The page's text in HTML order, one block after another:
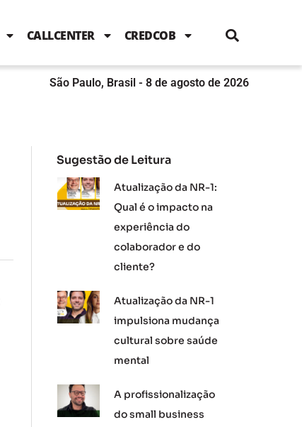
b
o
k
t
e
b
n
g
a
m
CALLCENTER CREDCOB
São Paulo, Brasil - 8 de agosto de 2026
Sugestão de Leitura
Atualização da NR-1:
Qual é o impacto na
experiência do
colaborador e do
cliente?
Atualização da NR-1
impulsiona mudança
cultural sobre saúde
mental
A profissionalização
do small business